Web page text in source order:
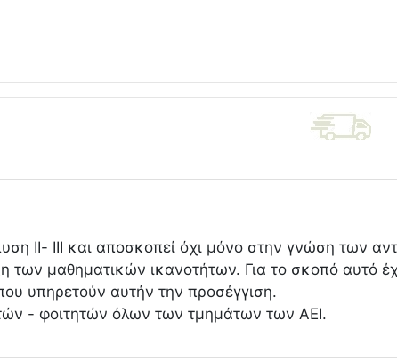
ΙΙ- ΙΙΙ και αποσκοπεί όχι μόνο στην γνώση των
των μαθηματικών ικανοτήτων. Για το σκοπό αυτό
υπηρετούν αυτήν την προσέγγιση.
- φοιτητών όλων των τμημάτων των ΑΕΙ.